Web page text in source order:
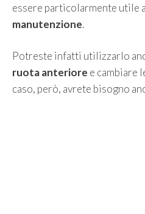
essere particolarmente utile
manutenzione.
Potreste infatti utilizzarlo
ruota anteriore e cambiare
caso, però, avrete bisogno